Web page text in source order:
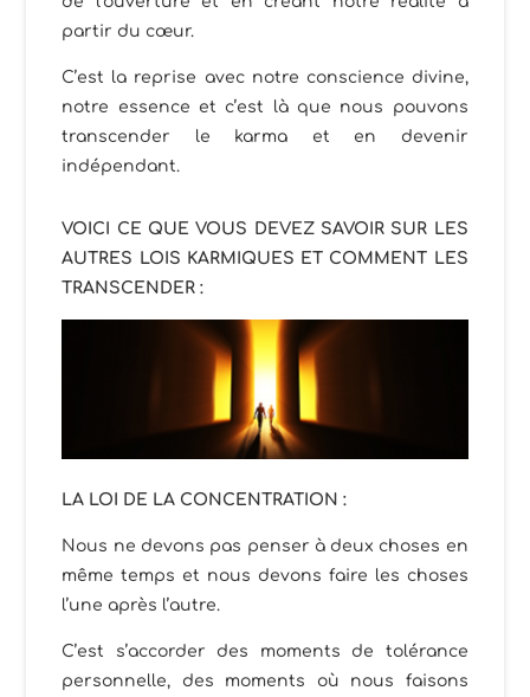
partir du cœur.
C’est la reprise avec notre conscience divine,
notre essence et c’est là que nous pouvons
transcender le karma et en devenir
indépendant.
VOICI CE QUE VOUS DEVEZ SAVOIR SUR LES
AUTRES LOIS KARMIQUES ET COMMENT LES
TRANSCENDER :
LA LOI DE LA CONCENTRATION :
Nous ne devons pas penser à deux choses en
même temps et nous devons faire les choses
l’une après l’autre.
C’est s’accorder des moments de tolérance
personnelle, des moments où nous faisons